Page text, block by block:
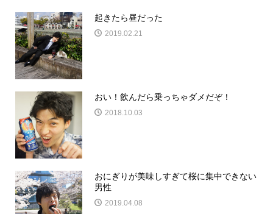
起きたら昼だった
2019.02.21
おい！飲んだら乗っちゃダメだぞ！
2018.10.03
おにぎりが美味しすぎて桜に集中できない
男性
2019.04.08